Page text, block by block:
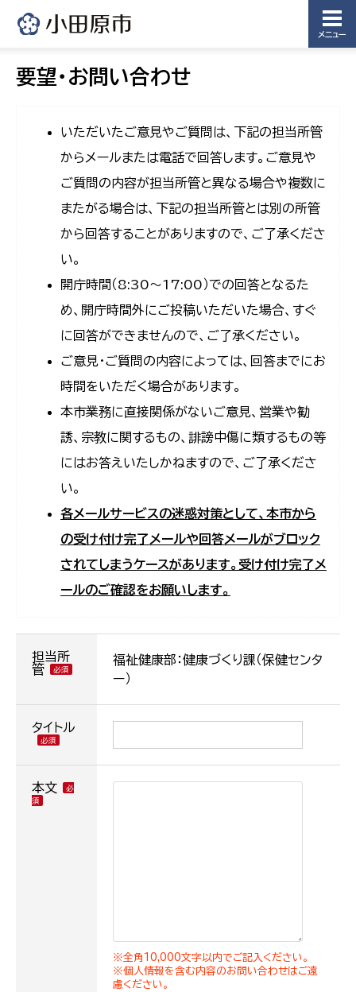
メニュー
要望・お問い合わせ
いただいたご意見やご質問は、下記の担当所管
からメールまたは電話で回答します。ご意見や
ご質問の内容が担当所管と異なる場合や複数に
またがる場合は、下記の担当所管とは別の所管
から回答することがありますので、ご了承くださ
い。
開庁時間（8:30〜17:00）での回答となるた
め、開庁時間外にご投稿いただいた場合、すぐ
に回答ができませんので、ご了承ください。
ご意見・ご質問の内容によっては、回答までにお
時間をいただく場合があります。
本市業務に直接関係がないご意見、営業や勧
誘、宗教に関するもの、誹謗中傷に類するもの等
にはお答えいたしかねますので、ご了承くださ
い。
各メールサービスの迷惑対策として、本市から
の受け付け完了メールや回答メールがブロック
されてしまうケースがあります。受け付け完了メ
ールのご確認をお願いします。
担当所
管
福祉健康部：健康づくり課（保健センタ
ー）
タイトル
本文
※全角10,000文字以内でご記入ください。
※個人情報を含む内容のお問い合わせはご遠
慮ください。